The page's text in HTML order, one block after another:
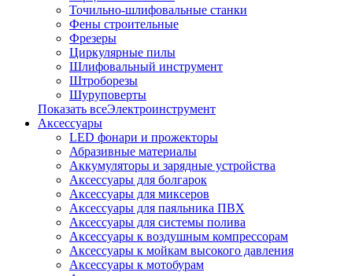
Точильно-шлифовальные станки
Фены строительные
Фрезеры
Циркулярные пилы
Шлифовальный инструмент
Штроборезы
Шуруповерты
Показать всеЭлектроинструмент
Аксессуары
LED фонари и прожекторы
Абразивные материалы
Аккумуляторы и зарядные устройства
Аксессуары для болгарок
Аксессуары для миксеров
Аксессуары для паяльника ПВХ
Аксессуары для системы полива
Аксессуары к воздушным компрессорам
Аксессуары к мойкам высокого давления
Аксессуары к мотобурам